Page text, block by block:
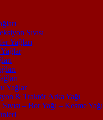
Sıvısı
Yağları
Yağlar
& Traktör Arka Yağı
– Bor Yağı – Kesme Yağı